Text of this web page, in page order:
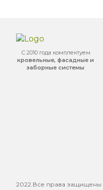
С 2010 года комплектуем
кровельные, фасадные и
заборные системы
2022.Все права защищены